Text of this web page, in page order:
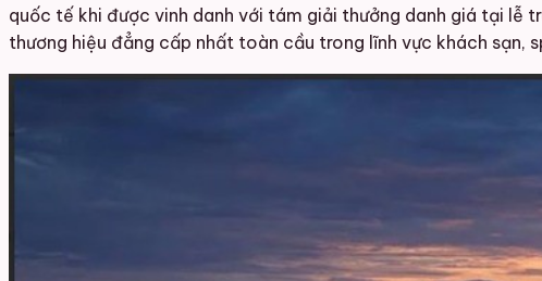
quốc tế khi được vinh danh với tám giải thưởng danh giá tại lễ
thương hiệu đẳng cấp nhất toàn cầu trong lĩnh vực khách sạn,